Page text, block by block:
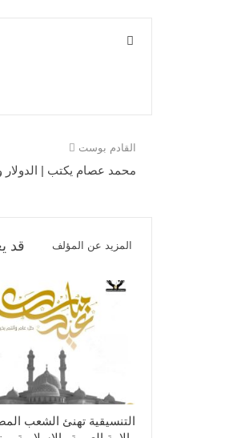
القادم بوست
محمد عصام يكتب | الدولار
قد المزيد عن المؤلف
التنسيقية تهنئ الشعب